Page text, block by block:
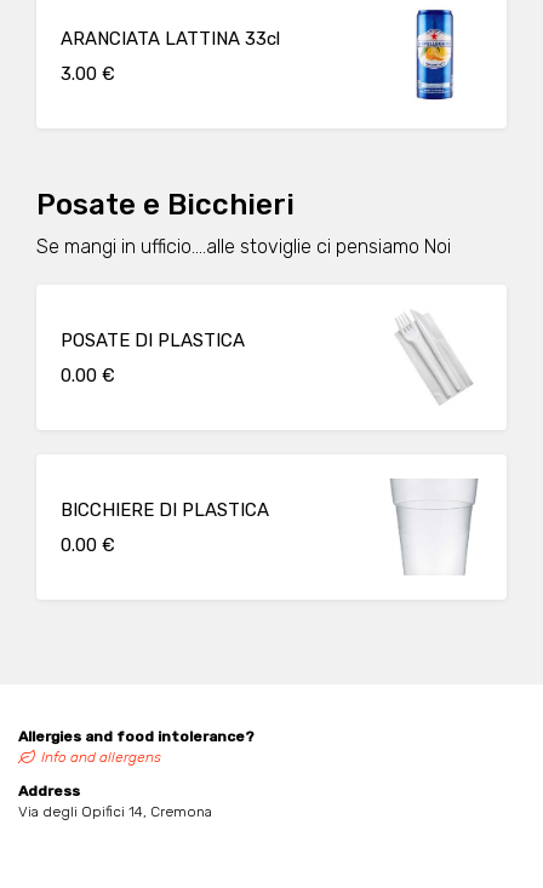
ARANCIATA LATTINA 33cl
3.00 €
Posate e Bicchieri
Se mangi in ufficio....alle stoviglie ci pensiamo Noi
POSATE DI PLASTICA
0.00 €
BICCHIERE DI PLASTICA
0.00 €
Allergies and food intolerance?
Info and allergens
Address
Via degli Opifici 14, Cremona